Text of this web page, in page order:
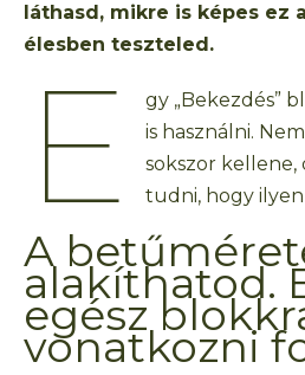
láthasd, mikre is képes ez
élesben teszteled.
E
gy „Bekezdés”
is használni.
sokszor kellene,
tudni, hogy ilyen
A
alakíthatod.
egész
vonatkozni